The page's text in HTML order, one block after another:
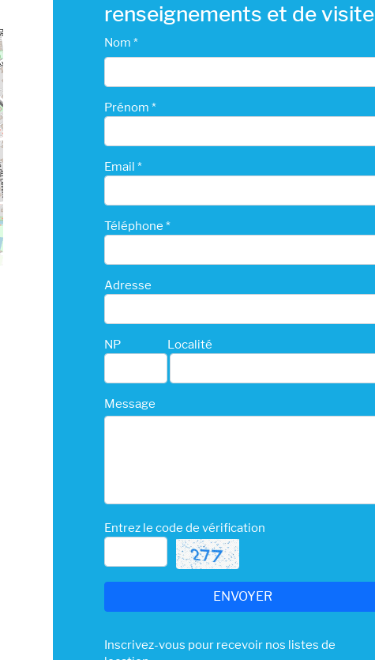
renseignements et de visite
Nom *
Prénom *
Email *
Téléphone *
Adresse
NP Localité
Message
Entrez le code de vérification
Inscrivez-vous pour recevoir nos listes de